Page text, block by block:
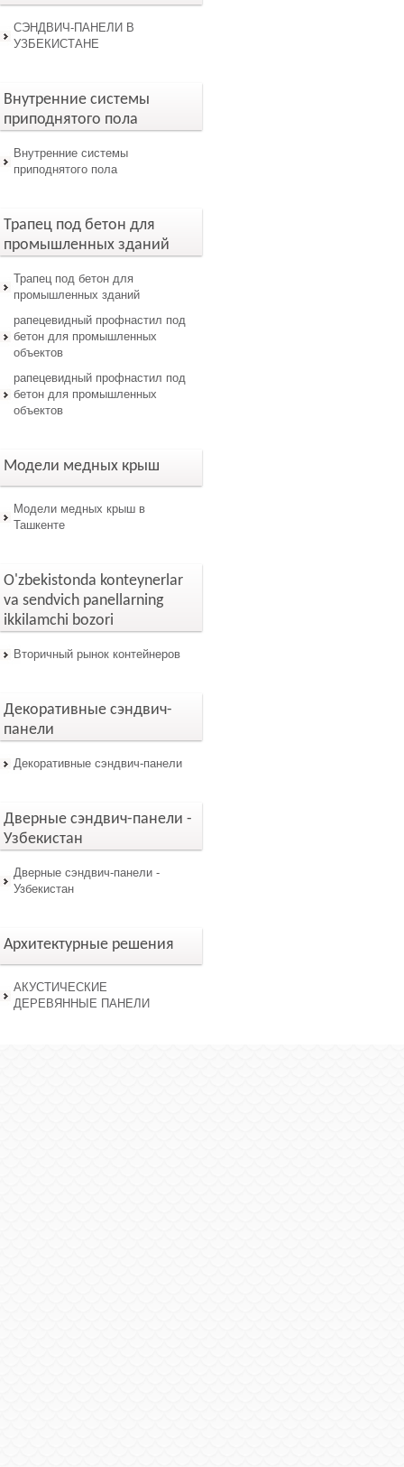
СЭНДВИЧ-ПАНЕЛИ В
УЗБЕКИСТАНЕ
Внутренние системы
приподнятого пола
Внутренние системы
приподнятого пола
Трапец под бетон для
промышленных зданий
Трапец под бетон для
промышленных зданий
рапецевидный профнастил под
бетон для промышленных
объектов
рапецевидный профнастил под
бетон для промышленных
объектов
Модели медных крыш
Модели медных крыш в
Ташкенте
O'zbekistonda konteynerlar
va sendvich panellarning
ikkilamchi bozori
Вторичный рынок контейнеров
Декоративные сэндвич-
панели
Декоративные сэндвич-панели
Дверные сэндвич-панели -
Узбекистан
Дверные сэндвич-панели -
Узбекистан
Архитектурные решения
АКУСТИЧЕСКИЕ
ДЕРЕВЯННЫЕ ПАНЕЛИ